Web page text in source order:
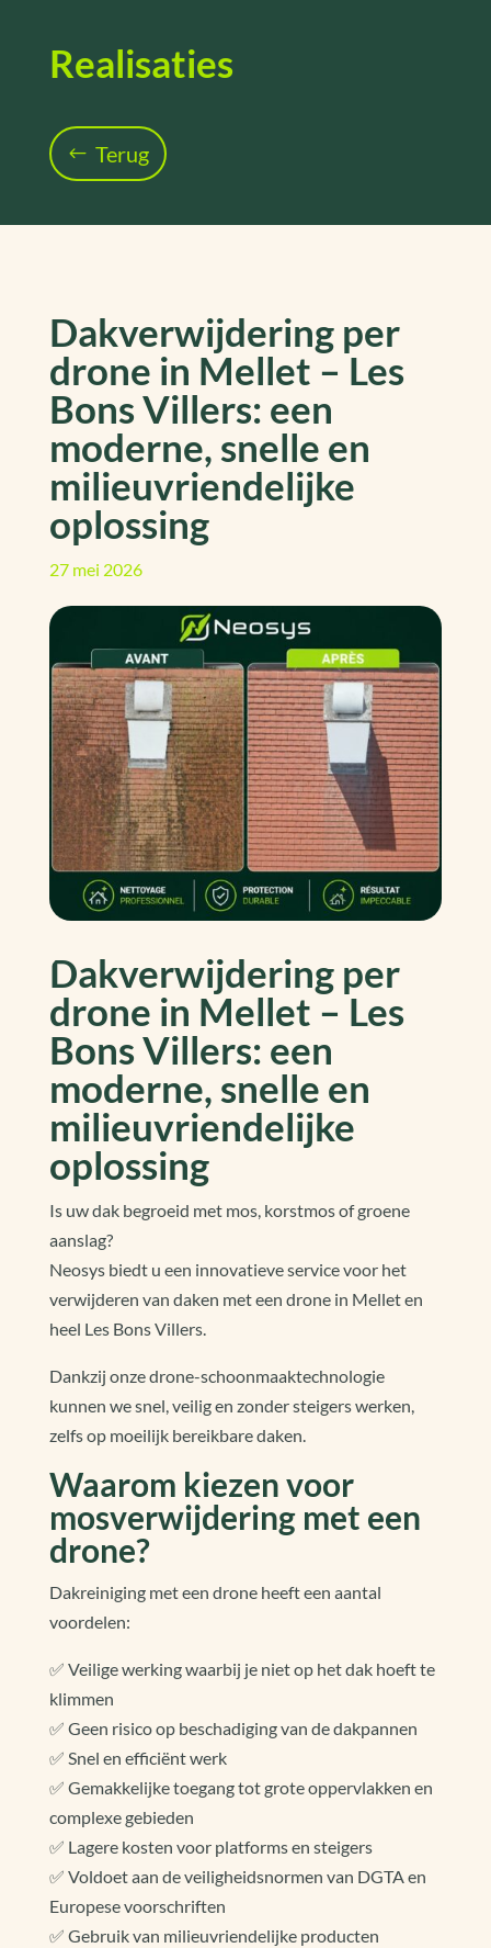
Realisaties
Terug
Dakverwijdering per
drone in Mellet – Les
Bons Villers: een
moderne, snelle en
milieuvriendelijke
oplossing
27 mei 2026
Dakverwijdering per
drone in Mellet – Les
Bons Villers: een
moderne, snelle en
milieuvriendelijke
oplossing
Is uw dak begroeid met mos, korstmos of groene
aanslag?
Neosys biedt u een innovatieve service voor het
verwijderen van daken met een drone in Mellet en
heel Les Bons Villers.
Dankzij onze drone-schoonmaaktechnologie
kunnen we snel, veilig en zonder steigers werken,
zelfs op moeilijk bereikbare daken.
Waarom kiezen voor
mosverwijdering met een
drone?
Dakreiniging met een drone heeft een aantal
voordelen:
✅ Veilige werking waarbij je niet op het dak hoeft te
klimmen
✅ Geen risico op beschadiging van de dakpannen
✅ Snel en efficiënt werk
✅ Gemakkelijke toegang tot grote oppervlakken en
complexe gebieden
✅ Lagere kosten voor platforms en steigers
✅ Voldoet aan de veiligheidsnormen van DGTA en
Europese voorschriften
✅ Gebruik van milieuvriendelijke producten